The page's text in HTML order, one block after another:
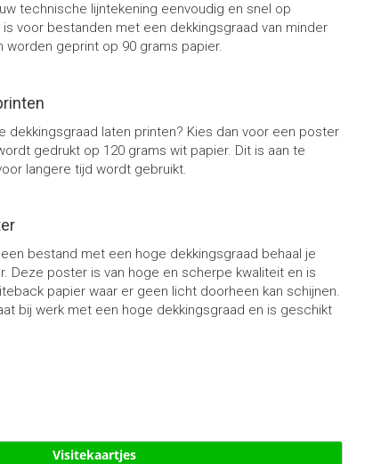
technische lijntekening eenvoudig en snel op
voor bestanden met een dekkingsgraad van minder
worden geprint op 90 grams papier.
dekkingsgraad laten printen? Kies dan voor een poster
gedrukt op 120 grams wit papier. Dit is aan te
langere tijd wordt gebruikt.
bestand met een hoge dekkingsgraad behaal je
Deze poster is van hoge en scherpe kwaliteit en is
papier waar er geen licht doorheen kan schijnen.
bij werk met een hoge dekkingsgraad en is geschikt
Visitekaartjes